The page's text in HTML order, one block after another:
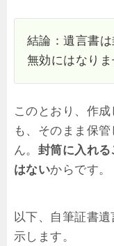
結論：遺言書は
無効にはなりま
このとおり、作
も、そのまま保
ん。 封筒に入れ
はないからです。
以下、自筆証書
示します。